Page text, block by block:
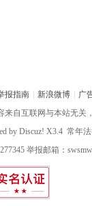
报指南 新浪微博 广
自互联网与本站无关
by Discuz! X3.4 常年
举报邮箱：